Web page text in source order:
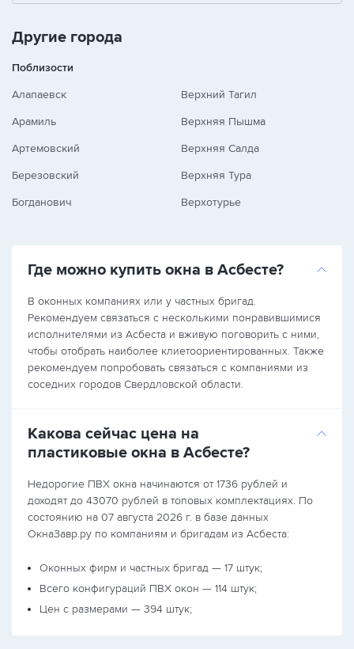
+ - /
Другие города
Поблизости
Алапаевск
Арамиль
Артемовский
Березовский
Богданович
Верхний Тагил
Верхняя Пышма
Верхняя Салда
Верхняя Тура
Верхотурье
Где можно купить окна в Асбесте?
В оконных компаниях или у частных бригад.
Рекомендуем связаться с несколькими понравившимися
исполнителями из Асбеста и вживую поговорить с ними,
чтобы отобрать наиболее клиетоориентированных. Также
рекомендуем попробовать связаться с компаниями из
соседних городов Свердловской области.
Какова сейчас цена на
пластиковые окна в Асбесте?
Недорогие ПВХ окна начинаются от 1736 рублей и
доходят до 43070 рублей в топовых комплектациях. По
состоянию на 07 августа 2026 г. в базе данных
ОкнаЗавр.ру по компаниям и бригадам из Асбеста:
Оконных фирм и частных бригад — 17 штук;
Всего конфигураций ПВХ окон — 114 штук;
Цен с размерами — 394 штук;